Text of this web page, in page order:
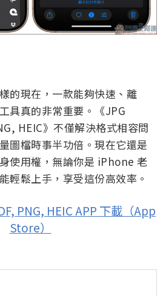
的現在，一款能夠快速、離
具真的非常重要。《JPG
HEIC》不僅解決格式相容問
圖檔時事半功倍。現在它還是
使用權，無論你是 iPhone 老
輕鬆上手，享受這份高效率。
PNG, HEIC APP 下載（App
Store）